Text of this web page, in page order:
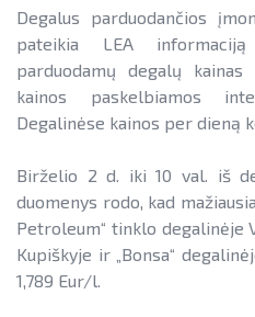
Reklaminiai
paramai viešinti
Pažangos
ataskaitos ir
AEI transporte
Informacija
AIE gamybos
atestavimo
Savivaldybių
Degalų ir
Kelių
Šilumos
LIFE IP EnerLIT
ENSMOV Plus
PA Energy
LEAPto11
StreamSAVEplus
EVE didinimo
ataskaitos
Energijos
susitarimų
Degalus parduodančios
pateikia LEA
parduodamų degalų
kainos paskelbiamos
Degalinėse kainos per dieną
Birželio 2 d. iki 10 val. iš
duomenys rodo, kad
Petroleum“ tinklo degalinėje
Kupiškyje ir „Bonsa“
1,789 Eur/l.